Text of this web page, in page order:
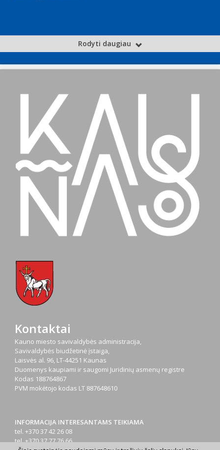
Rodyti daugiau
Kontaktai
Kauno miesto savivaldybės administracija,
Savivaldybės biudžetinė įstaiga,
Laisvės al. 96, LT-44251 Kaunas
Duomenys kaupiami ir saugomi Juridinių asmenų registre
Kodas 188764867
PVM mokėtojo kodas LT 887648610
INFORMACIJA INTERESANTAMS TEIKIAMA
tel. +370 37 42 26 08
tel. +370 37 77 76 66